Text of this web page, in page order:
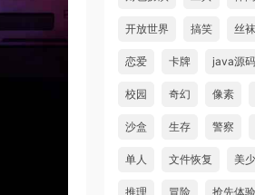
开放世界 搞笑 丝袜
恋爱 卡牌 java源码
校园 奇幻 像素
沙盒 生存 警察
单人 文件恢复 美
推理 冒险 抢先体验